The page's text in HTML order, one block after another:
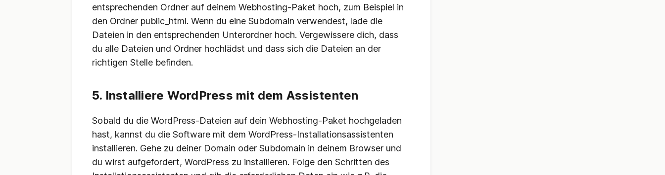
entsprechenden Ordner auf deinem Webhosting-Paket hoch, zum Beispiel in
den Ordner public_html. Wenn du eine Subdomain verwendest, lade die
Dateien in den entsprechenden Unterordner hoch. Vergewissere dich, dass
du alle Dateien und Ordner hochlädst und dass sich die Dateien an der
richtigen Stelle befinden.
5. Installiere WordPress mit dem Assistenten
Sobald du die WordPress-Dateien auf dein Webhosting-Paket hochgeladen
hast, kannst du die Software mit dem WordPress-Installationsassistenten
installieren. Gehe zu deiner Domain oder Subdomain in deinem Browser und
du wirst aufgefordert, WordPress zu installieren. Folge den Schritten des